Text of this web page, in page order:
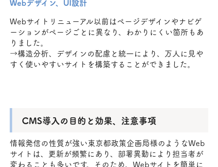
Webサイトリニューアル以前はページデザインやナビゲ
ーションがページごとに異なり、わかりにくい箇所もあ
りました。
→構造分析、デザインの配慮と統一により、万人に見や
すく使いやすいサイトを構築することができました。
CMS導入の目的と効果、注意事項
情報発信の性質が強い東京都政策企画局様のようなWeb
サイトは、更新が頻繁にあり、部署異動により担当者が
変わることも多いです。そのため、Webサイトを簡単に